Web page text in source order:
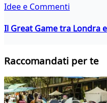
Idee e Commenti
Il Great Game tra Londra
Raccomandati per te